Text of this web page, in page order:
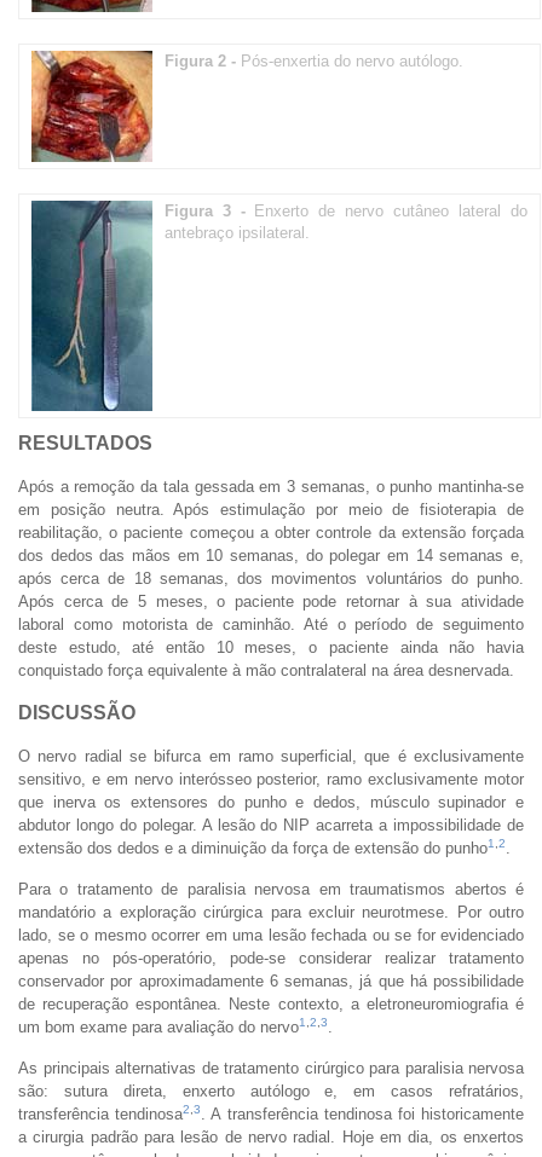
Figura 2 - Pós-enxertia do nervo autólogo.
Figura 3 - Enxerto de nervo cutâneo lateral do
antebraço ipsilateral.
RESULTADOS
Após a remoção da tala gessada em 3 semanas, o punho mantinha-se
em posição neutra. Após estimulação por meio de fisioterapia de
reabilitação, o paciente começou a obter controle da extensão forçada
dos dedos das mãos em 10 semanas, do polegar em 14 semanas e,
após cerca de 18 semanas, dos movimentos voluntários do punho.
Após cerca de 5 meses, o paciente pode retornar à sua atividade
laboral como motorista de caminhão. Até o período de seguimento
deste estudo, até então 10 meses, o paciente ainda não havia
conquistado força equivalente à mão contralateral na área desnervada.
DISCUSSÃO
O nervo radial se bifurca em ramo superficial, que é exclusivamente
sensitivo, e em nervo interósseo posterior, ramo exclusivamente motor
que inerva os extensores do punho e dedos, músculo supinador e
abdutor longo do polegar. A lesão do NIP acarreta a impossibilidade de
extensão dos dedos e a diminuição da força de extensão do punho1 2
Para o tratamento de paralisia nervosa em traumatismos abertos é
mandatório a exploração cirúrgica para excluir neurotmese. Por outro
lado, se o mesmo ocorrer em uma lesão fechada ou se for evidenciado
apenas no pós-operatório, pode-se considerar realizar tratamento
conservador por aproximadamente 6 semanas, já que há possibilidade
de recuperação espontânea. Neste contexto, a eletroneuromiografia é
um bom exame para avaliação do nervo1 2 3
As principais alternativas de tratamento cirúrgico para paralisia nervosa
são: sutura direta, enxerto autólogo e, em casos refratários,
transferência tendinosa2 ,3
. A transferência tendinosa foi historicamente
a cirurgia padrão para lesão de nervo radial. Hoje em dia, os enxertos